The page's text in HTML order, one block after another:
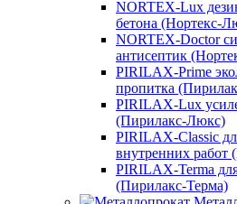
NORTEX-Lux
бетона (Нортекс-
NORTEX-Doctor
антисептик
PIRILAX-Prime
пропитка
PIRILAX-Lux
(Пирилакс-Люкс)
PIRILAX-Classic
внутренних работ
PIRILAX-Terma
(Пирилакс-Терма)